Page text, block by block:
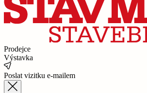
Prodejce
Výstavka
Poslat vizitku e-mailem